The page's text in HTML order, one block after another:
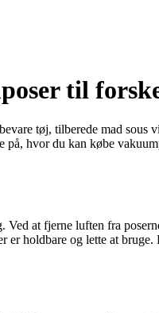
til
tøj, tilberede mad
hvor du kan købe
at fjerne luften fra
holdbare og lette at